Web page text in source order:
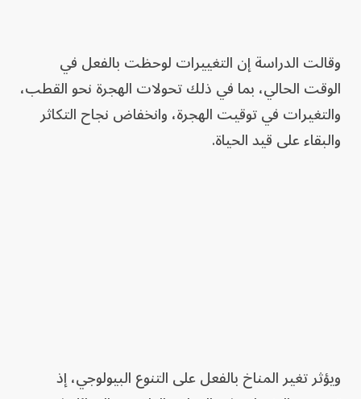
وقالت الدراسة إن التغييرات لوحظت بالفعل في
الوقت الحالي، بما في ذلك تحولات الهجرة نحو القطب،
والتغيرات في توقيت الهجرة، وانخفاض نجاح التكاثر
والبقاء على قيد الحياة.
ويؤثر تغير المناخ بالفعل على التنوع البيولوجي، إذ